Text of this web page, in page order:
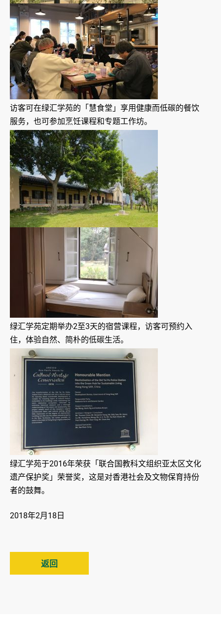
访客可在绿汇学苑的「慧食堂」享用健康而低碳的餐饮
服务，也可参加烹饪课程和专题工作坊。
绿汇学苑定期举办2至3天的宿营课程，访客可预约入
住，体验自然、简朴的低碳生活。
绿汇学苑于2016年荣获「联合国教科文组织亚太区文化
遗产保护奖」荣誉奖，这是对香港社会及文物保育持份
者的鼓舞。
2018年2月18日
返回